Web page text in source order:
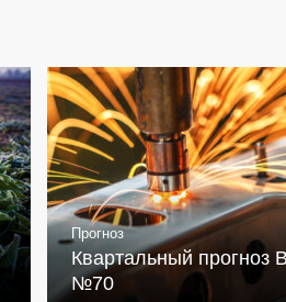
Прогноз
Квартальный прогноз
№70